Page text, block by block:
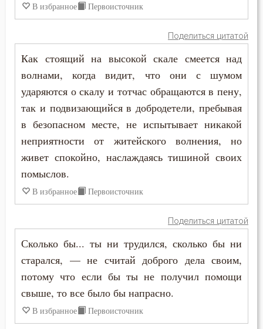
Тщеславие
Украшение
Умерший
Унижение
Христос
В избранное Первоисточник
Поделиться цитатой
Как стоящий на высокой скале смеется над
волнами, когда видит, что они с шумом
ударяются о скалу и тотчас обращаются в пену,
так и подвизающийся в добродетели, пребывая
в безопасном месте, не испытывает никакой
неприятности от житейского волнения, но
живет спокойно, наслаждаясь тишиной своих
помыслов.
В избранное Первоисточник
Поделиться цитатой
Сколько бы... ты ни трудился, сколько бы ни
старался, — не считай доброго дела своим,
потому что если бы ты не получил помощи
свыше, то все было бы напрасно.
В избранное Первоисточник